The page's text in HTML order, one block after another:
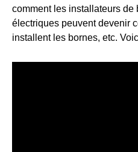
comment les installateurs de
électriques peuvent devenir
installent les bornes, etc.